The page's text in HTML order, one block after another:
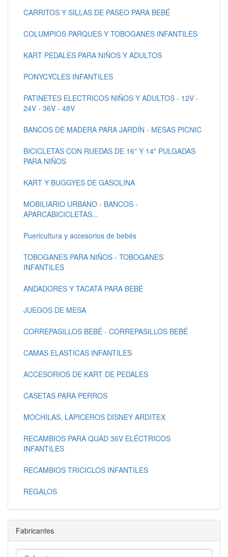
CARRITOS Y SILLAS DE PASEO PARA BEBÉ
COLUMPIOS PARQUES Y TOBOGANES INFANTILES
KART PEDALES PARA NIÑOS Y ADULTOS
PONYCYCLES INFANTILES
PATINETES ELECTRICOS NIÑOS Y ADULTOS - 12V -
24V - 36V - 48V
BANCOS DE MADERA PARA JARDÍN - MESAS PICNIC
BICICLETAS CON RUEDAS DE 16" Y 14" PULGADAS
PARA NIÑOS
KART Y BUGGYES DE GASOLINA
MOBILIARIO URBANO - BANCOS -
APARCABICICLETAS...
Puericultura y accesorios de bebés
TOBOGANES PARA NIÑOS - TOBOGANES
INFANTILES
ANDADORES Y TACATÁ PARA BEBÉ
JUEGOS DE MESA
CORREPASILLOS BEBÉ - CORREPASILLOS BEBÉ
CAMAS ELASTICAS INFANTILES
ACCESORIOS DE KART DE PEDALES
CASETAS PARA PERROS
MOCHILAS, LAPICEROS DISNEY ARDITEX
RECAMBIOS PARA QUAD 36V ELÉCTRICOS
INFANTILES
RECAMBIOS TRICICLOS INFANTILES
REGALOS
Fabricantes